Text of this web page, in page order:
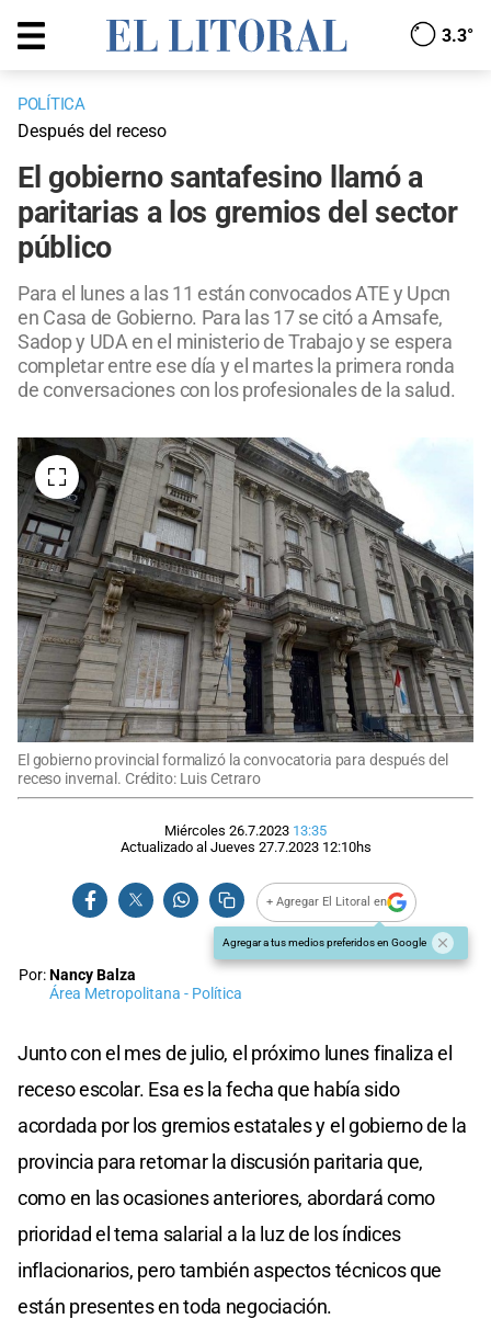
3.3°
POLÍTICA
Después del receso
El gobierno santafesino llamó a
paritarias a los gremios del sector
público
Para el lunes a las 11 están convocados ATE y Upcn
en Casa de Gobierno. Para las 17 se citó a Amsafe,
Sadop y UDA en el ministerio de Trabajo y se espera
completar entre ese día y el martes la primera ronda
de conversaciones con los profesionales de la salud.
El gobierno provincial formalizó la convocatoria para después del
receso invernal. Crédito: Luis Cetraro
Miércoles 26.7.2023 13:35
Actualizado al Jueves 27.7.2023 12:10hs
+ Agregar El Litoral en
Agregar a tus medios preferidos en Google
Por:Nancy Balza
Área Metropolitana - Política
Junto con el mes de julio, el próximo lunes finaliza el
receso escolar. Esa es la fecha que había sido
acordada por los gremios estatales y el gobierno de la
provincia para retomar la discusión paritaria que,
como en las ocasiones anteriores, abordará como
prioridad el tema salarial a la luz de los índices
inflacionarios, pero también aspectos técnicos que
están presentes en toda negociación.